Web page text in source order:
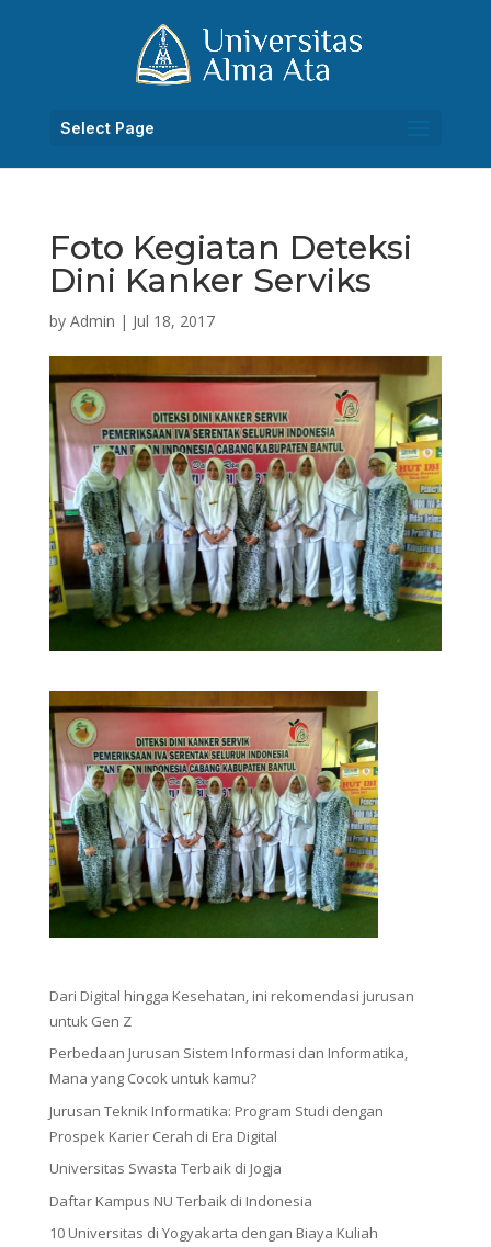
Select Page
Foto Kegiatan Deteksi
Dini Kanker Serviks
by Admin | Jul 18, 2017
Dari Digital hingga Kesehatan, ini rekomendasi jurusan
untuk Gen Z
Perbedaan Jurusan Sistem Informasi dan Informatika,
Mana yang Cocok untuk kamu?
Jurusan Teknik Informatika: Program Studi dengan
Prospek Karier Cerah di Era Digital
Universitas Swasta Terbaik di Jogja
Daftar Kampus NU Terbaik di Indonesia
10 Universitas di Yogyakarta dengan Biaya Kuliah